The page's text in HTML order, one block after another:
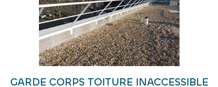
GARDE CORPS TOITURE INACCESSIBLE